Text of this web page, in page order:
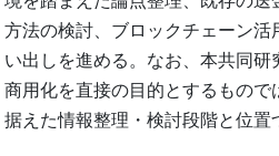
方法の検討、ブロックチェーン
い出しを進める。なお、本共同
商用化を直接の目的とするもので
据えた情報整理・検討段階と位置